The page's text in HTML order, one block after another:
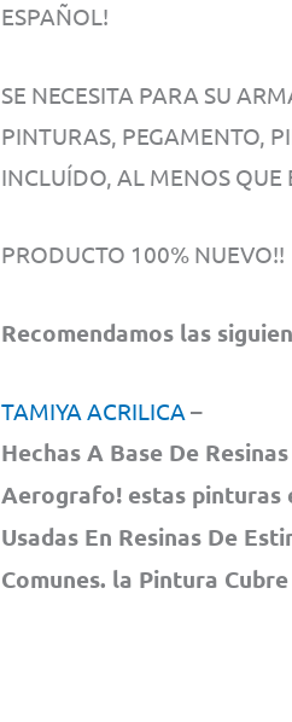
ESPAÑOL!
SE NECESITA PARA SU
PINTURAS, PEGAMENTO,
INCLUÍDO, AL MENOS QUE
PRODUCTO 100% NUEVO!!
Recomendamos las
TAMIYA ACRILICA –
Hechas A Base De
Aerografo! estas pinturas
Usadas En Resinas De
Comunes. la Pintura